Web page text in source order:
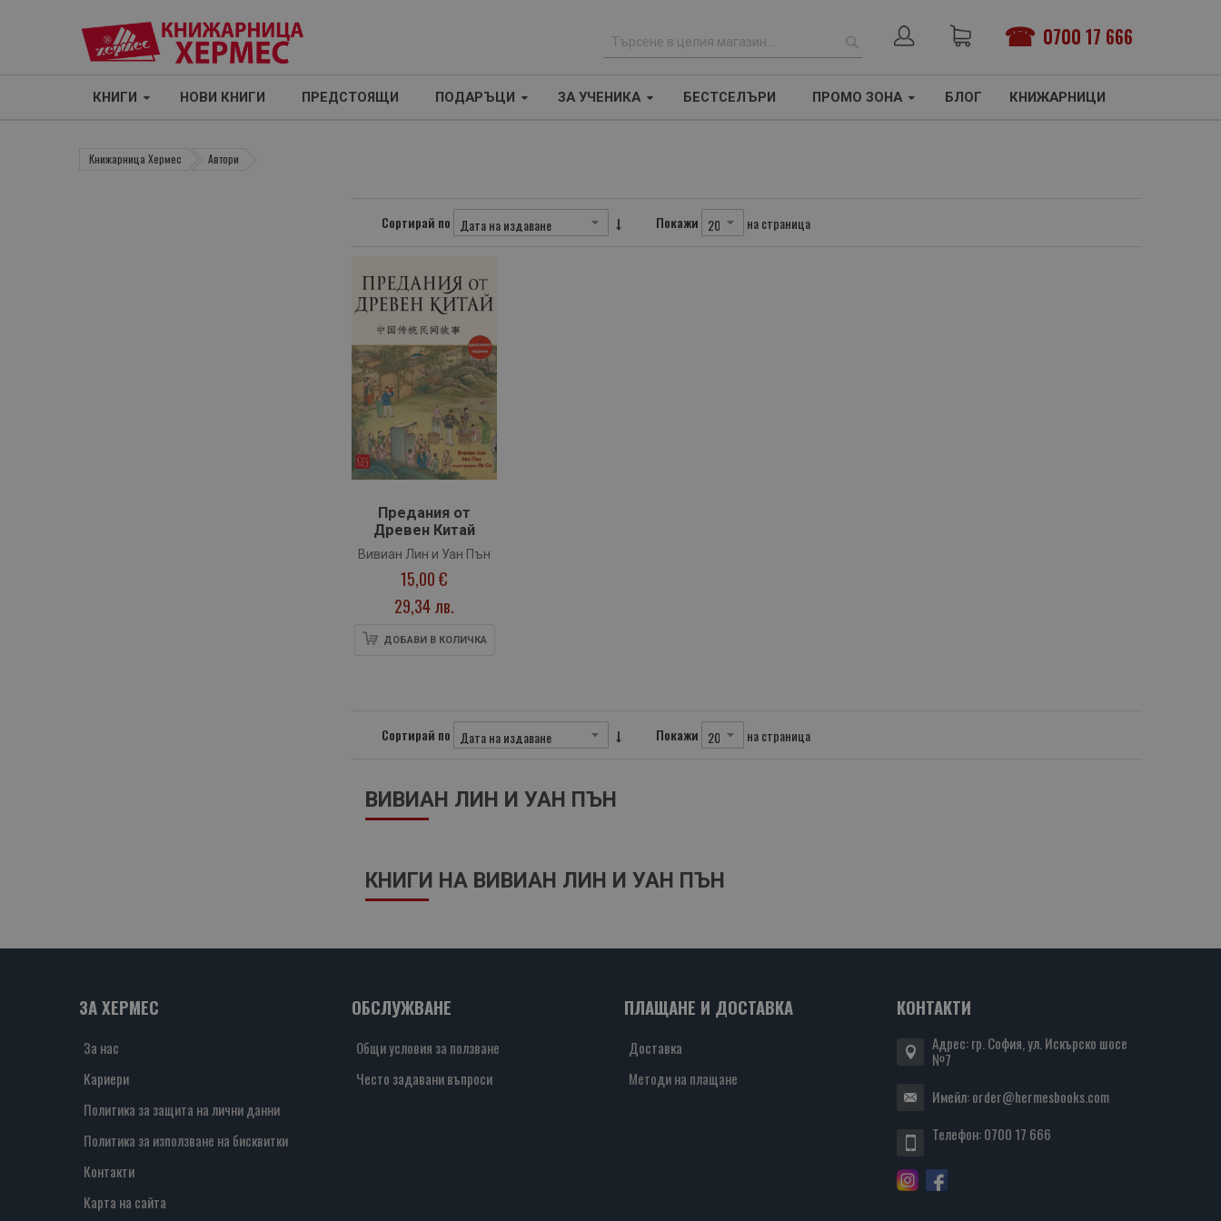
0700 17 666
р
ТЪРСЕНЕ
КНИГИ НОВИ КНИГИ ПРЕДСТОЯЩИ ПОДАРЪЦИ ЗА УЧЕНИКА БЕСТСЕЛЪРИ ПРОМО ЗОНА БЛОГ КНИЖАРНИЦИ
Книжарница Хермес Автори
Сортирай по Покажи на страница
Предания от
Древен Китай
Вивиан Лин и Уан Пън
15,00 €
29,34 лв.
ДОБАВИ В КОЛИЧКА
Сортирай по Покажи на страница
ВИВИАН ЛИН И УАН ПЪН
КНИГИ НА ВИВИАН ЛИН И УАН ПЪН
ЗА ХЕРМЕС
За нас
Кариери
Политика за защита на лични данни
Политика за използване на бисквитки
Контакти
Карта на сайта
ОБСЛУЖВАНЕ
Общи условия за ползване
Често задавани въпроси
ПЛАЩАНЕ И ДОСТАВКА
Доставка
Методи на плащане
КОНТАКТИ
Адрес: гр. София, ул. Искърско шосе
№7
Имейл:order@hermesbooks.com
Телефон:0700 17 666